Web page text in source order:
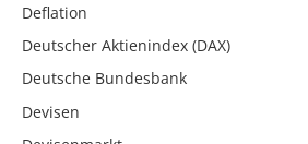
Deflation
Deutscher Aktienindex (DAX)
Deutsche Bundesbank
Devisen